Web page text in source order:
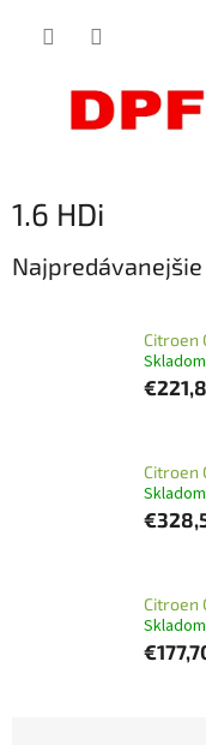
1.6 HDi
Najpredávanejšie
Citroen
Skladom
Citroen
Skladom
Citroen
Skladom